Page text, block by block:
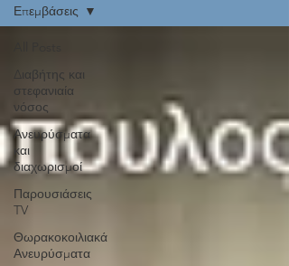
Διαβήτης και
στεφανιαία
νόσος
Ανευρύσματα
και
διαχωρισμοί
Παρουσιάσεις
TV
Θωρακοκοιλιακά
Ανευρύσματα
Επεμβάσεις